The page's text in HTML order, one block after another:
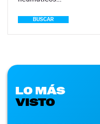
BUSCAR
LO MÁS
VISTO